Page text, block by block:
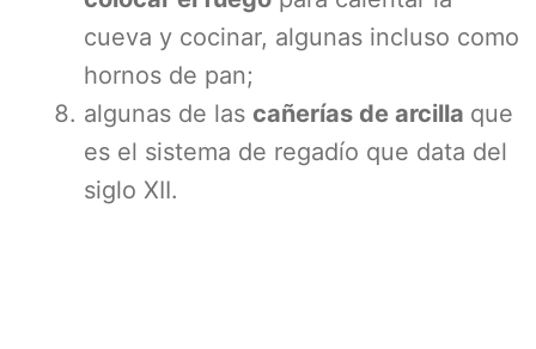
cueva y cocinar, algunas incluso como
hornos de pan;
algunas de las cañerías de arcilla que
es el sistema de regadío que data del
siglo XII.